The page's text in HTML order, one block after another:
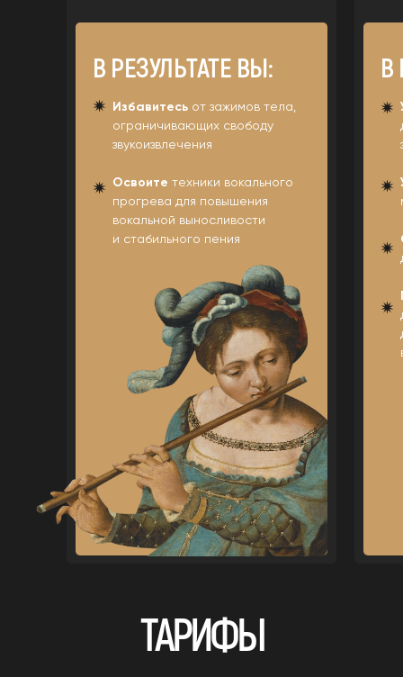
В РЕЗУЛЬТАТЕ ВЫ:
Избавитесь от зажимов тела,
ограничивающих свободу
звукоизвлечения
Освоите техники вокального
прогрева для повышения
вокальной выносливости
и стабильного пения
В
ТАРИФЫ